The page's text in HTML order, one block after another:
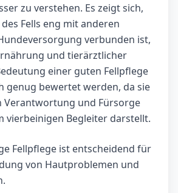
zu verstehen. Es zeigt sich,
Fells eng mit anderen
verbunden ist,
und tierärztlicher
einer guten Fellpflege
genug bewertet werden, da sie
Verantwortung und Fürsorge
vierbeinigen Begleiter darstellt.
Fellpflege ist entscheidend für
von Hautproblemen und